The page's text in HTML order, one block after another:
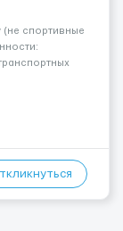
спортивные
различными